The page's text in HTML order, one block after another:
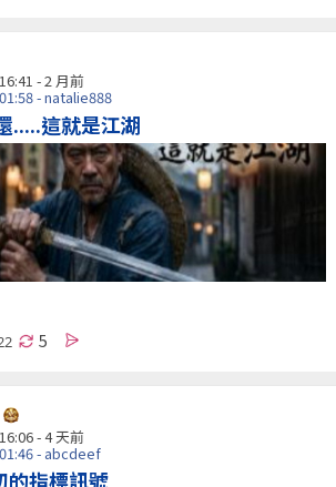
- 2 月前
- natalie888
.....這就是江湖
5
- 4 天前
- abcdeef
的指標訊號